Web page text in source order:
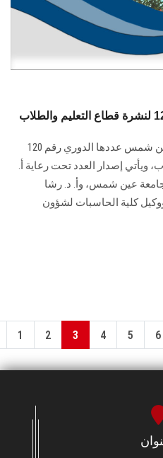
تصدر البوابة الإلكترونية لجامعة عين شمس عددها الدوري رقم 120
لنشرة قطاع شؤون التعليم ‏والطلاب‎، ويأتي إصدار العدد تحت رعاية أ.
عين شمس، وأ. د. ‏رشا
ووكيل كلية الحاسبات لشؤون
1 2 3 4 5 6